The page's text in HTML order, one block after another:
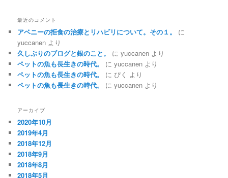
最近のコメント
アベニーの拒食の治療とリハビリについて。その１。
に
yuccanen より
久しぶりのブログと銀のこと。
にyuccanen より
ペットの魚も長生きの時代。
にyuccanen より
ペットの魚も長生きの時代。
に ぴく より
ペットの魚も長生きの時代。
にyuccanen より
アーカイブ
2020年10月
2019年4月
2018年12月
2018年9月
2018年8月
2018年5月